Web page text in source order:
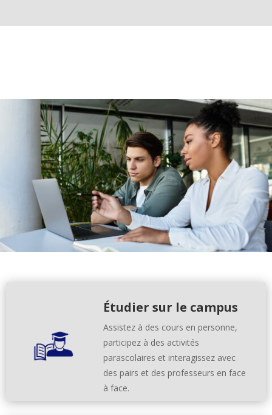
Étudier sur le campus
Assistez à des cours en personne,
participez à des activités
parascolaires et interagissez avec
des pairs et des professeurs en face
à face.